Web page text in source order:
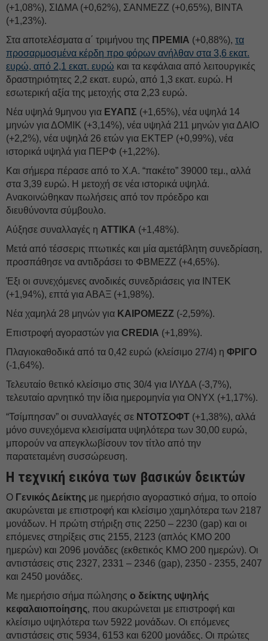
(+1,08%), ΣΙΔΜΑ (+0,62%), ΣΑΝΜΕΖΖ (+0,65%), ΒΙΝΤΑ
(+1,23%).
Στα αποτελέσματα α΄ τριμήνου της ΠΡΕΜΙΑ (+0,88%), τα
προσαρμοσμένα κέρδη προ φόρων ανήλθαν στα 3,6 εκατ.
ευρώ, από 2,1 εκατ. ευρώ και τα κεφάλαια από λειτουργικές
δραστηριότητες 2,2 εκατ. ευρώ, από 1,3 εκατ. ευρώ. Η
εσωτερική αξία της μετοχής στα 2,23 ευρώ.
Νέα υψηλά 9μηνου για ΕΥΑΠΣ (+1,65%), νέα υψηλά 14
μηνών για ΔΟΜΙΚ (+3,14%), νέα υψηλά 211 μηνών για ΔΑΙΟ
(+2,2%), νέα υψηλά 26 ετών για ΕΚΤΕΡ (+0,99%), νέα
ιστορικά υψηλά για ΠΕΡΦ (+1,22%).
Και σήμερα πέρασε από το Χ.Α. “πακέτο” 39000 τεμ., αλλά
στα 3,39 ευρώ. Η μετοχή σε νέα ιστορικά υψηλά.
Ανακοινώθηκαν πωλήσεις από τον πρόεδρο και
διευθύνοντα σύμβουλο.
Αύξησε συναλλαγές η ΑΤΤΙΚΑ (+1,48%).
Μετά από τέσσερις πτωτικές και μία αμετάβλητη συνεδρίαση,
προσπάθησε να αντιδράσει το ΦΒΜΕΖΖ (+4,65%).
Έξι οι συνεχόμενες ανοδικές συνεδριάσεις για ΙΝΤΕΚ
(+1,94%), επτά για ΑΒΑΞ (+1,98%).
Νέα χαμηλά 28 μηνών για ΚΑΙΡΟΜΕΖΖ (-2,59%).
Επιστροφή αγοραστών για CREDIA (+1,89%).
Πλαγιοκαθοδικά από τα 0,42 ευρώ (κλείσιμο 27/4) η ΦΡΙΓΟ
(-1,64%).
Τελευταίο θετικό κλείσιμο στις 30/4 για ΙΛΥΔΑ (-3,7%),
τελευταίο αρνητικό την ίδια ημερομηνία για ONYX (+1,17%).
“Τσίμπησαν” οι συναλλαγές σε ΝΤΟΤΣΟΦΤ (+1,38%), αλλά
μόνο συνεχόμενα κλεισίματα υψηλότερα των 30,00 ευρώ,
μπορούν να απεγκλωβίσουν τον τίτλο από την
παρατεταμένη συσσώρευση.
Η τεχνική εικόνα των βασικών δεικτών
Ο Γενικός Δείκτης με ημερήσιο αγοραστικό σήμα, το οποίο
ακυρώνεται με επιστροφή και κλείσιμο χαμηλότερα των 2187
μονάδων. Η πρώτη στήριξη στις 2250 – 2230 (gap) και οι
επόμενες στηρίξεις στις 2155, 2123 (απλός ΚΜΟ 200
ημερών) και 2096 μονάδες (εκθετικός ΚΜΟ 200 ημερών). Οι
αντιστάσεις στις 2327, 2331 – 2346 (gap), 2350 - 2355, 2407
και 2450 μονάδες.
Με ημερήσιο σήμα πώλησης ο δείκτης υψηλής
κεφαλαιοποίησης, που ακυρώνεται με επιστροφή και
κλείσιμο υψηλότερα των 5922 μονάδων. Οι επόμενες
αντιστάσεις στις 5934, 6153 και 6200 μονάδες. Οι πρώτες